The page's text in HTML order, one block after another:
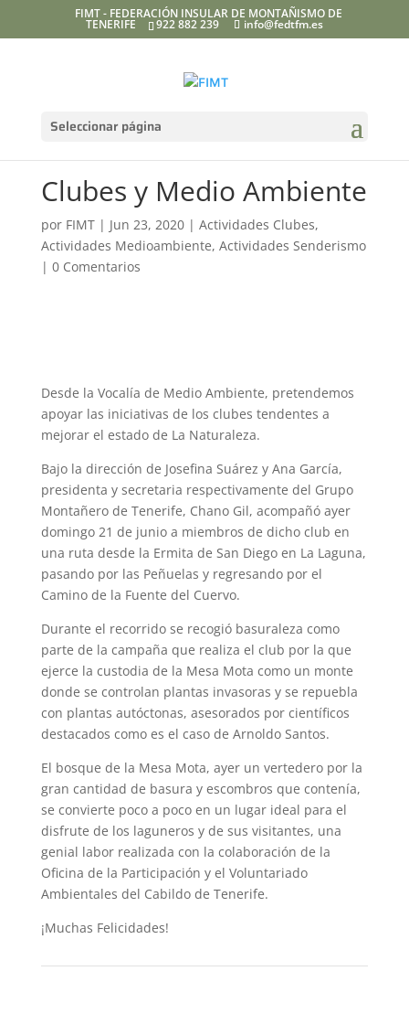
FIMT - FEDERACIÓN INSULAR DE MONTAÑISMO DE
TENERIFE 922 882 239 info@fedtfm.es
Seleccionar página
Clubes y Medio Ambiente
por FIMT| Jun 23, 2020| Actividades Clubes,
Actividades Medioambiente, Actividades Senderismo
| 0 Comentarios
Desde la Vocalía de Medio Ambiente, pretendemos
apoyar las iniciativas de los clubes tendentes a
mejorar el estado de La Naturaleza.
Bajo la dirección de Josefina Suárez y Ana García,
presidenta y secretaria respectivamente del Grupo
Montañero de Tenerife, Chano Gil, acompañó ayer
domingo 21 de junio a miembros de dicho club en
una ruta desde la Ermita de San Diego en La Laguna,
pasando por las Peñuelas y regresando por el
Camino de la Fuente del Cuervo.
Durante el recorrido se recogió basuraleza como
parte de la campaña que realiza el club por la que
ejerce la custodia de la Mesa Mota como un monte
donde se controlan plantas invasoras y se repuebla
con plantas autóctonas, asesorados por científicos
destacados como es el caso de Arnoldo Santos.
El bosque de la Mesa Mota, ayer un vertedero por la
gran cantidad de basura y escombros que contenía,
se convierte poco a poco en un lugar ideal para el
disfrute de los laguneros y de sus visitantes, una
genial labor realizada con la colaboración de la
Oficina de la Participación y el Voluntariado
Ambientales del Cabildo de Tenerife.
¡Muchas Felicidades!